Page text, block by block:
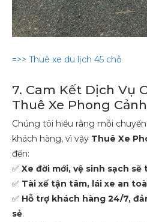
=>> Thuê xe du lịch 45 chỗ
7. Cam Kết Dịch Vụ
Thuê Xe Phong Cảnh
Chúng tôi hiểu rằng mỗi
khách hàng, vì vậy Thuê Xe
đến:
✅ Xe đời mới, vệ sinh sạch
✅ Tài xế tận tâm, lái xe an
✅ Hỗ trợ khách hàng 24/7,
sẻ.